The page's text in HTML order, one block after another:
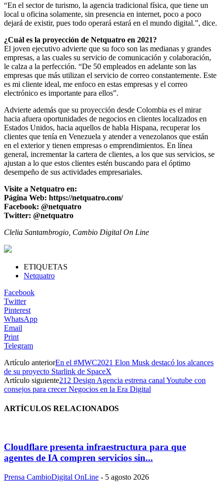
“En el sector de turismo, la agencia tradicional física, que tiene un
local u oficina solamente, sin presencia en internet, poco a poco
dejará de existir, pues todo operará estará en el mundo digital.”, dice.
¿Cuál es la proyección de Netquatro en 2021?
El joven ejecutivo advierte que su foco son las medianas y grandes
empresas, a las cuales su servicio de comunicación y colaboración,
le calza a la perfección. “De 50 empleados en adelante son las
empresas que más utilizan el servicio de correo constantemente. Este
es mi cliente ideal, me enfoco en estas empresas y el correo
electrónico es importante para ellos”.
Advierte además que su proyección desde Colombia es el mirar
hacia afuera oportunidades de negocios en clientes localizados en
Estados Unidos, hacia aquellos de habla Hispana, recuperar los
clientes que tenía en Venezuela y atender a venezolanos que están
en el exterior y tienen empresas o emprendimientos. En línea
general, incrementar la cartera de clientes, a los que sus servicios, se
ajustan a lo que estos clientes estén buscando para el óptimo
desempeño de sus actividades empresariales.
Visite a Netquatro en:
Página Web: https://netquatro.com/
Facebook: @netquatro
Twitter: @netquatro
Clelia Santambrogio, Cambio Digital On Line
ETIQUETAS
Netquatro
Facebook
Twitter
Pinterest
WhatsApp
Email
Print
Telegram
Artículo anteriorEn el #MWC2021 Elon Musk destacó los alcances
de su proyecto Starlink de SpaceX
Artículo siguiente212 Design Agencia estrena canal Youtube con
consejos para crecer Negocios en la Era Digital
ARTÍCULOS RELACIONADOS
Cloudflare presenta infraestructura para que
agentes de IA compren servicios sin...
Prensa CambioDigital OnLine - 5 agosto 2026